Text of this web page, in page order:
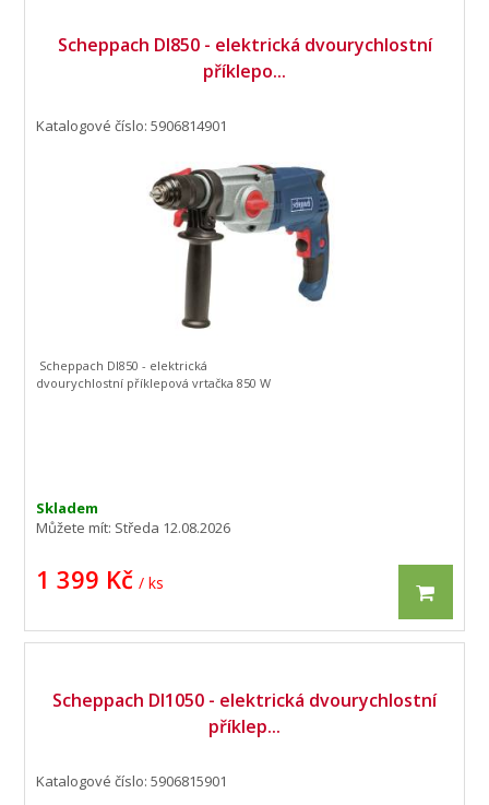
Scheppach DI850 - elektrická dvourychlostní
příklepo...
Katalogové číslo: 5906814901
Skladem
Můžete mít: Středa 12.08.2026
1 399 Kč / ks
Scheppach DI850 - elektrická
dvourychlostní příklepová vrtačka 850 W
Scheppach DI1050 - elektrická dvourychlostní
příklep...
Katalogové číslo: 5906815901